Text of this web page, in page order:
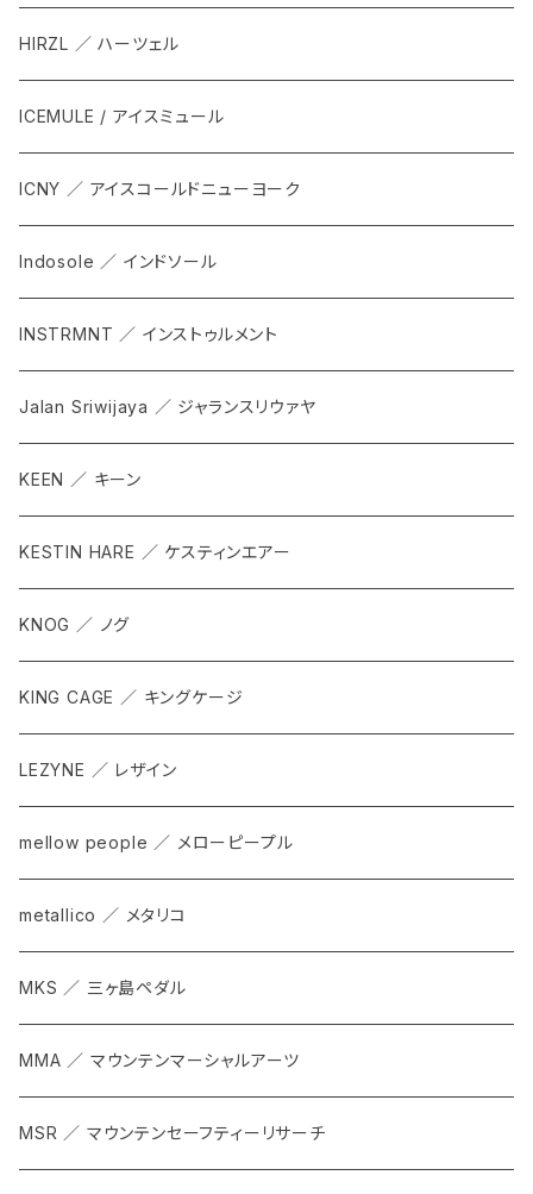
HIRZL ／ ハーツェル
ICEMULE / アイスミュール
ICNY ／ アイスコールドニューヨーク
Indosole ／ インドソール
INSTRMNT ／ インストゥルメント
Jalan Sriwijaya ／ ジャランスリウァヤ
KEEN ／ キーン
KESTIN HARE ／ ケスティンエアー
KNOG ／ ノグ
KING CAGE ／ キングケージ
LEZYNE ／ レザイン
mellow people ／ メローピープル
metallico ／ メタリコ
MKS ／ 三ヶ島ペダル
MMA ／ マウンテンマーシャルアーツ
MSR ／ マウンテンセーフティーリサーチ